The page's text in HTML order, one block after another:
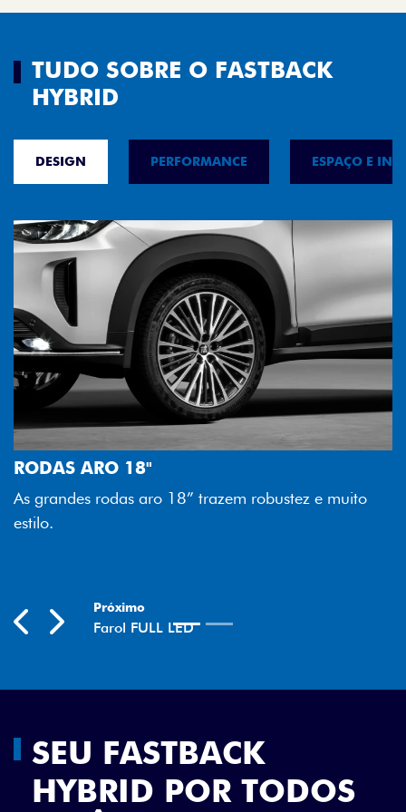
TUDO SOBRE O FASTBACK
HYBRID
DESIGN PERFORMANCE ESPAÇO E
18"
aro 18” trazem robustez e muito
FAROL FULL
Tecnologia dos
economia para
SEU FASTBACK
HYBRID POR TODOS